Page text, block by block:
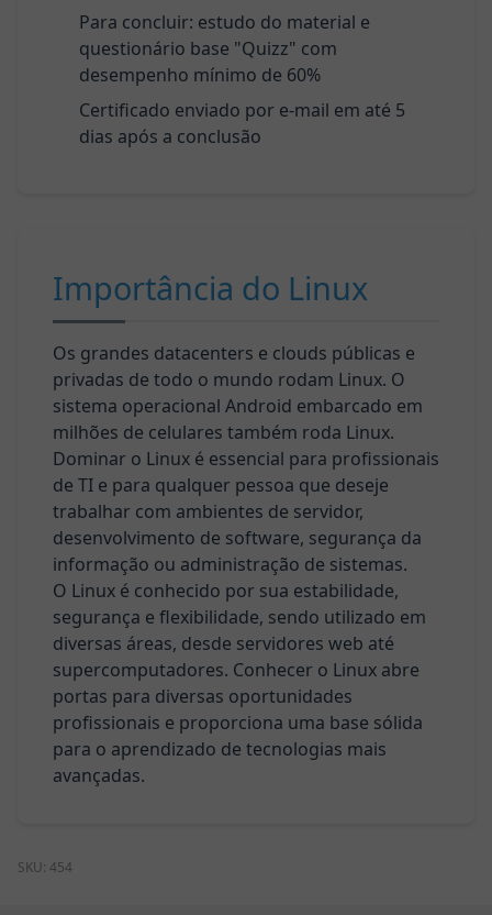
Para concluir: estudo do material e
questionário base "Quizz" com
desempenho mínimo de 60%
Certificado enviado por e-mail em até 5
dias após a conclusão
Importância do Linux
Os grandes datacenters e clouds públicas e
privadas de todo o mundo rodam Linux. O
sistema operacional Android embarcado em
milhões de celulares também roda Linux.
Dominar o Linux é essencial para profissionais
de TI e para qualquer pessoa que deseje
trabalhar com ambientes de servidor,
desenvolvimento de software, segurança da
informação ou administração de sistemas.
O Linux é conhecido por sua estabilidade,
segurança e flexibilidade, sendo utilizado em
diversas áreas, desde servidores web até
supercomputadores. Conhecer o Linux abre
portas para diversas oportunidades
profissionais e proporciona uma base sólida
para o aprendizado de tecnologias mais
avançadas.
SKU: 454